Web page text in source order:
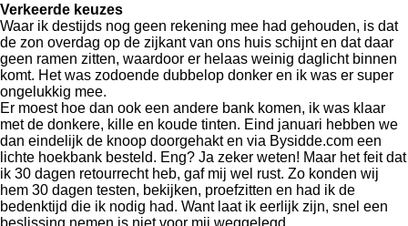
Verkeerde keuzes
Waar ik destijds nog geen rekening mee had gehouden, is dat
de zon overdag op de zijkant van ons huis schijnt en dat daar
geen ramen zitten, waardoor er helaas weinig daglicht binnen
komt. Het was zodoende dubbelop donker en ik was er super
ongelukkig mee.
Er moest hoe dan ook een andere bank komen, ik was klaar
met de donkere, kille en koude tinten. Eind januari hebben we
dan eindelijk de knoop doorgehakt en via Bysidde.com een
lichte hoekbank besteld. Eng? Ja zeker weten! Maar het feit dat
ik 30 dagen retourrecht heb, gaf mij wel rust. Zo konden wij
hem 30 dagen testen, bekijken, proefzitten en had ik de
bedenktijd die ik nodig had. Want laat ik eerlijk zijn, snel een
beslissing nemen is niet voor mij weggelegd.